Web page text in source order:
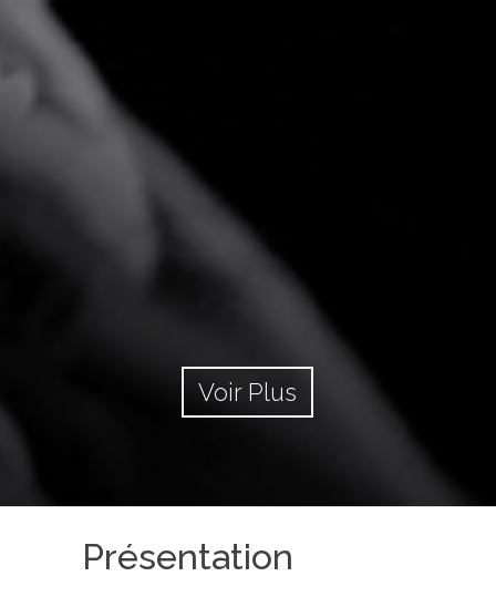
Voir Plus
Présentation